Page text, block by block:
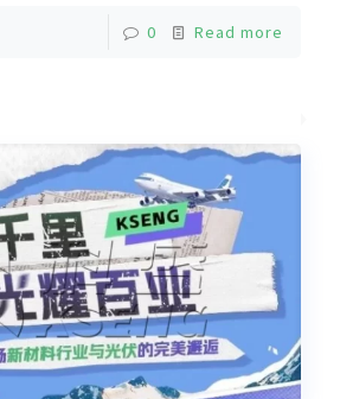
光伏系统一站式解决方案。目前二期
设进入收尾阶段，后续也将采用自发
0 Read more